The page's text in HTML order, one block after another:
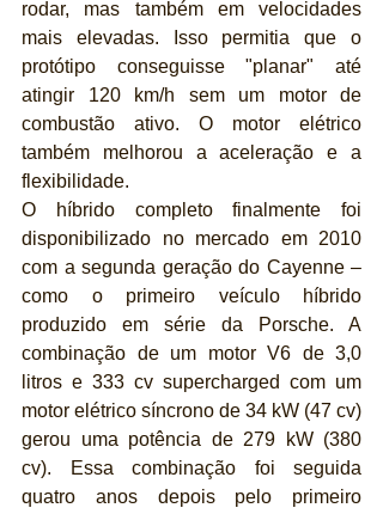
rodar, mas também em velocidades
mais elevadas. Isso permitia que o
protótipo conseguisse "planar" até
atingir 120 km/h sem um motor de
combustão ativo. O motor elétrico
também melhorou a aceleração e a
flexibilidade.
O híbrido completo finalmente foi
disponibilizado no mercado em 2010
com a segunda geração do Cayenne –
como o primeiro veículo híbrido
produzido em série da Porsche. A
combinação de um motor V6 de 3,0
litros e 333 cv supercharged com um
motor elétrico síncrono de 34 kW (47 cv)
gerou uma potência de 279 kW (380
cv). Essa combinação foi seguida
quatro anos depois pelo primeiro